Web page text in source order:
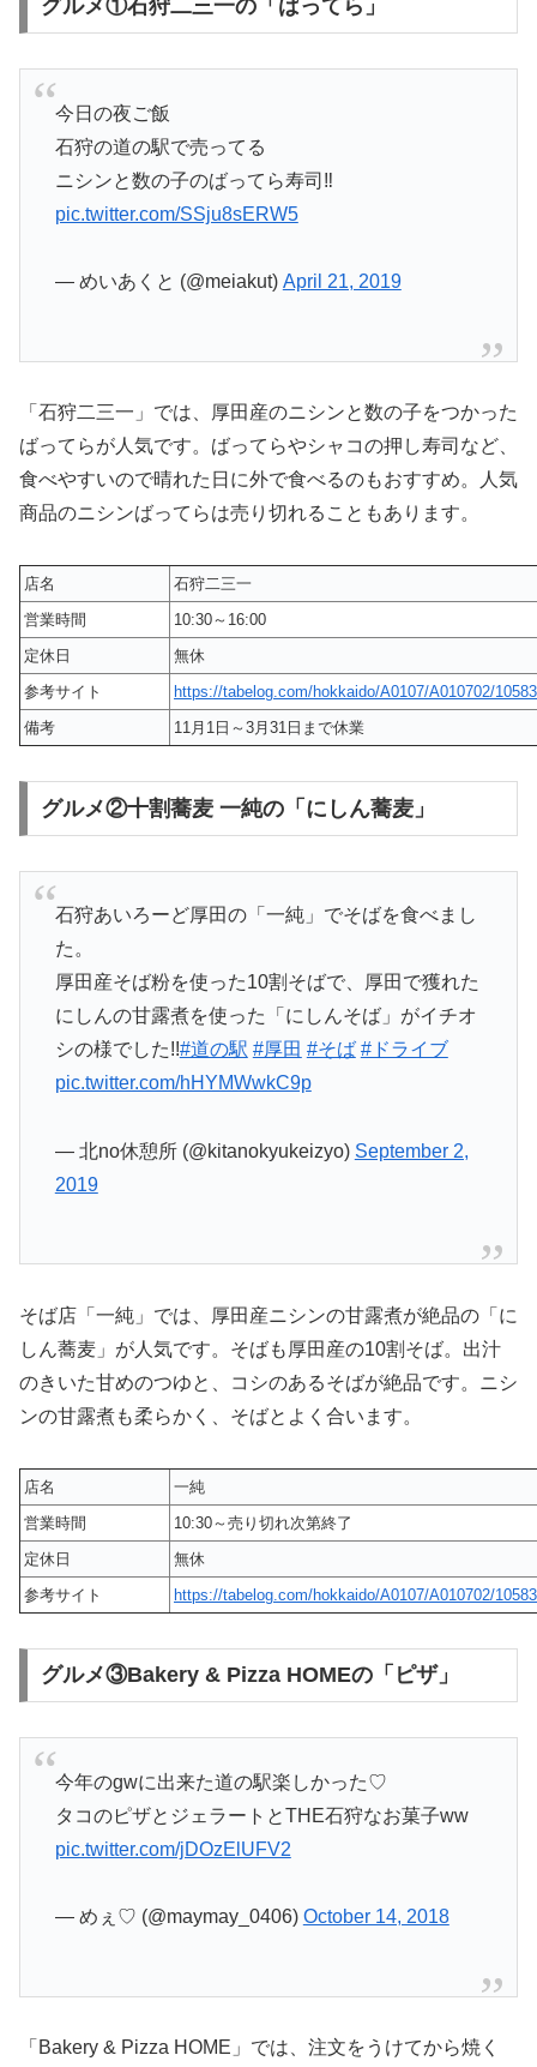
グルメ①石狩二三一の「ばってら」
今日の夜ご飯
石狩の道の駅で売ってる
ニシンと数の子のばってら寿司‼️
pic.twitter.com/SSju8sERW5
— めいあくと (@meiakut) April 21, 2019
「石狩二三一」では、厚田産のニシンと数の子をつかった
ばってらが人気です。ばってらやシャコの押し寿司など、
食べやすいので晴れた日に外で食べるのもおすすめ。人気
商品のニシンばってらは売り切れることもあります。
店名
石狩二三一
営業時間
10:30～16:00
定休日
無休
参考サイト
https://tabelog.com/hokkaido/A0107/A010702/
備考
11月1日～3月31日まで休業
グルメ②十割蕎麦 一純の「にしん蕎麦」
石狩あいろーど厚田の「一純」でそばを食べまし
た。
厚田産そば粉を使った10割そばで、厚田で獲れた
にしんの甘露煮を使った「にしんそば」がイチオ
シの様でした!!#道の駅 #厚田 #そば #ドライブ
pic.twitter.com/hHYMWwkC9p
— 北no休憩所 (@kitanokyukeizyo) September 2,
2019
そば店「一純」では、厚田産ニシンの甘露煮が絶品の「に
しん蕎麦」が人気です。そばも厚田産の10割そば。出汁
のきいた甘めのつゆと、コシのあるそばが絶品です。ニシ
ンの甘露煮も柔らかく、そばとよく合います。
店名
一純
営業時間
10:30～売り切れ次第終了
定休日
無休
参考サイト
https://tabelog.com/hokkaido/A0107/A010702/
グルメ③Bakery & Pizza HOMEの「ピザ」
今年のgwに出来た道の駅楽しかった♡
タコのピザとジェラートとTHE石狩なお菓子ww
pic.twitter.com/jDOzElUFV2
— めぇ♡ (@maymay_0406) October 14, 2018
「Bakery & Pizza HOME」では、注文をうけてから焼く